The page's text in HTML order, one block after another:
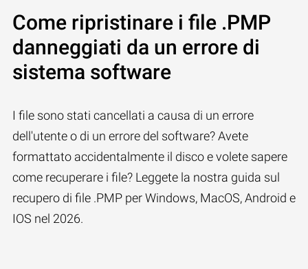
Come ripristinare i file .PMP
danneggiati da un errore di
sistema software
I file sono stati cancellati a causa di un errore
dell'utente o di un errore del software? Avete
formattato accidentalmente il disco e volete sapere
come recuperare i file? Leggete la nostra guida sul
recupero di file .PMP per Windows, MacOS, Android e
IOS nel 2026.